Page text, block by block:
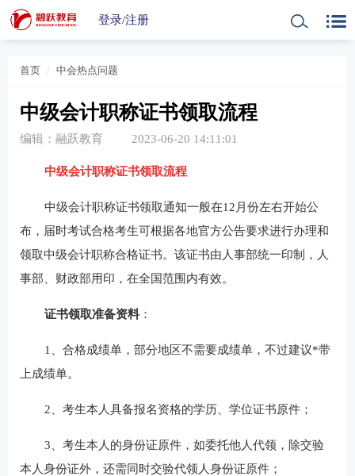
登录/注册
首页 中会热点问题
中级会计职称证书领取流程
编辑：融跃教育 2023-06-20 14:11:01
中级会计职称证书领取流程
中级会计职称证书领取通知一般在12月份左右开始公
布，届时考试合格考生可根据各地官方公告要求进行办理和
领取中级会计职称合格证书。该证书由人事部统一印制，人
事部、财政部用印，在全国范围内有效。
证书领取准备资料：
1、合格成绩单，部分地区不需要成绩单，不过建议*带
上成绩单。
2、考生本人具备报名资格的学历、学位证书原件；
3、考生本人的身份证原件，如委托他人代领，除交验
本人身份证外，还需同时交验代领人身份证原件；